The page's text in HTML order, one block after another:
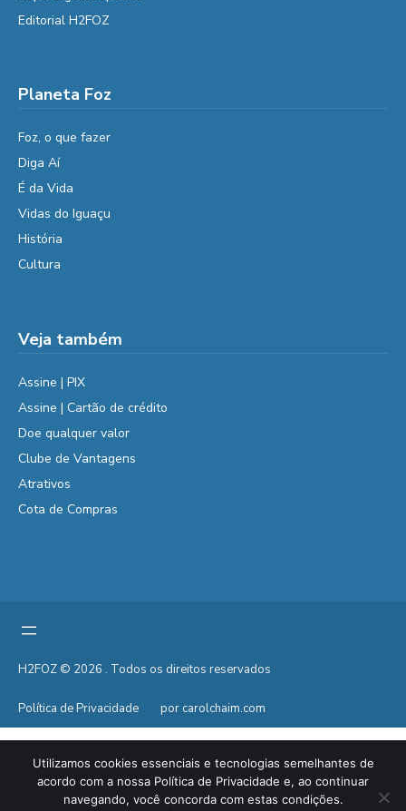
Editorial H2FOZ
Planeta Foz
Foz, o que fazer
Diga Aí
É da Vida
Vidas do Iguaçu
História
Cultura
Veja também
Assine | PIX
Assine | Cartão de crédito
Doe qualquer valor
Clube de Vantagens
Atrativos
Cota de Compras
H2FOZ © 2026 . Todos os direitos reservados
Política de Privacidade por carolchaim.com
Utilizamos cookies essenciais e tecnologias semelhantes de
acordo com a nossa Política de Privacidade e, ao continuar
navegando, você concorda com estas condições.